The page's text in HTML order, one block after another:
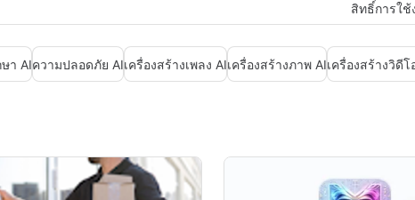
สิทธิ์การใช้
า AIความปลอดภัย AIเครื่องสร้างเพลง AIเครื่องสร้างภาพ AIเครื่องสร้างวิดีโ